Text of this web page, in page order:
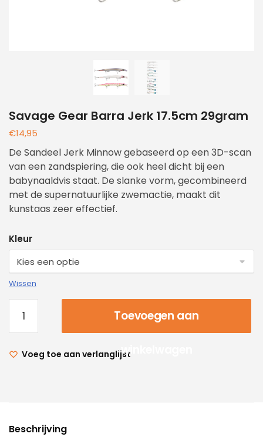
Savage Gear Barra Jerk 17.5cm 29gram
€14,95
De Sandeel Jerk Minnow gebaseerd op een 3D-scan
van een zandspiering, die ook heel dicht bij een
babynaaldvis staat. De slanke vorm, gecombineerd
met de supernatuurlijke zwemactie, maakt dit
kunstaas zeer effectief.
Kleur
Wissen
Toevoegen aan
winkelwagen
Voeg toe aan verlanglijst
Beschrijving